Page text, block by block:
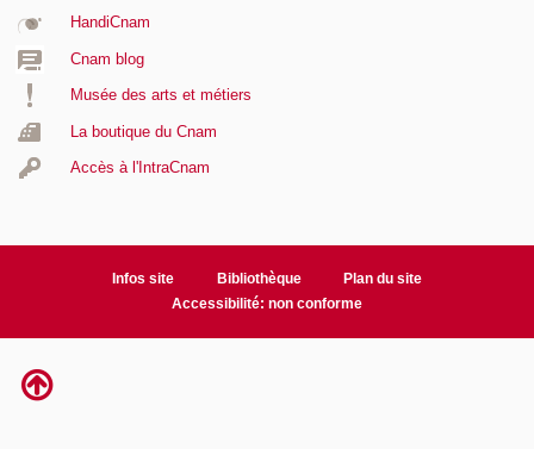
HandiCnam
Cnam blog
Musée des arts et métiers
La boutique du Cnam
Accès à l'IntraCnam
Infos site Bibliothèque
Plan du site
Accessibilité: non conforme